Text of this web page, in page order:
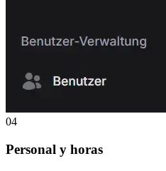
04
Personal y horas